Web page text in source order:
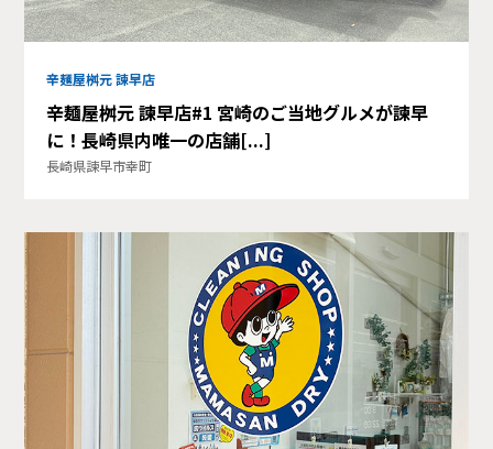
辛麺屋桝元 諫早店
辛麺屋桝元 諫早店#1 宮崎のご当地グルメが諫早
に！長崎県内唯一の店舗[...]
長崎県諫早市幸町